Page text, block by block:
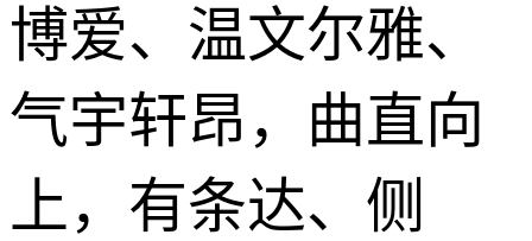
博爱、温文尔雅、
气宇轩昂，曲直向
上，有条达、侧